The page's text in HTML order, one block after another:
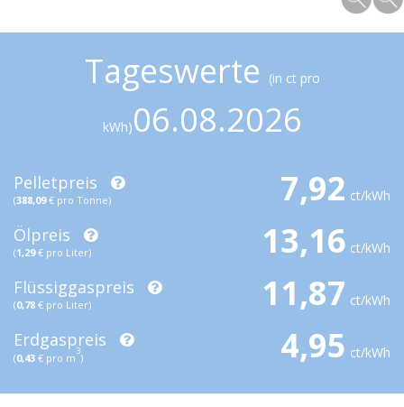
Tageswerte (in ct pro
kWh)06.08.2026
Pelletpreis
(388,09€ pro Tonne) 7,92 ct/kWh
Ölpreis
(1,29€ pro Liter) 13,16 ct/kWh
Flüssiggaspreis
(0,78 € pro Liter) 11,87 ct/kWh
Erdgaspreis
(0,43 € pro m
3
) 4,95 ct/kWh